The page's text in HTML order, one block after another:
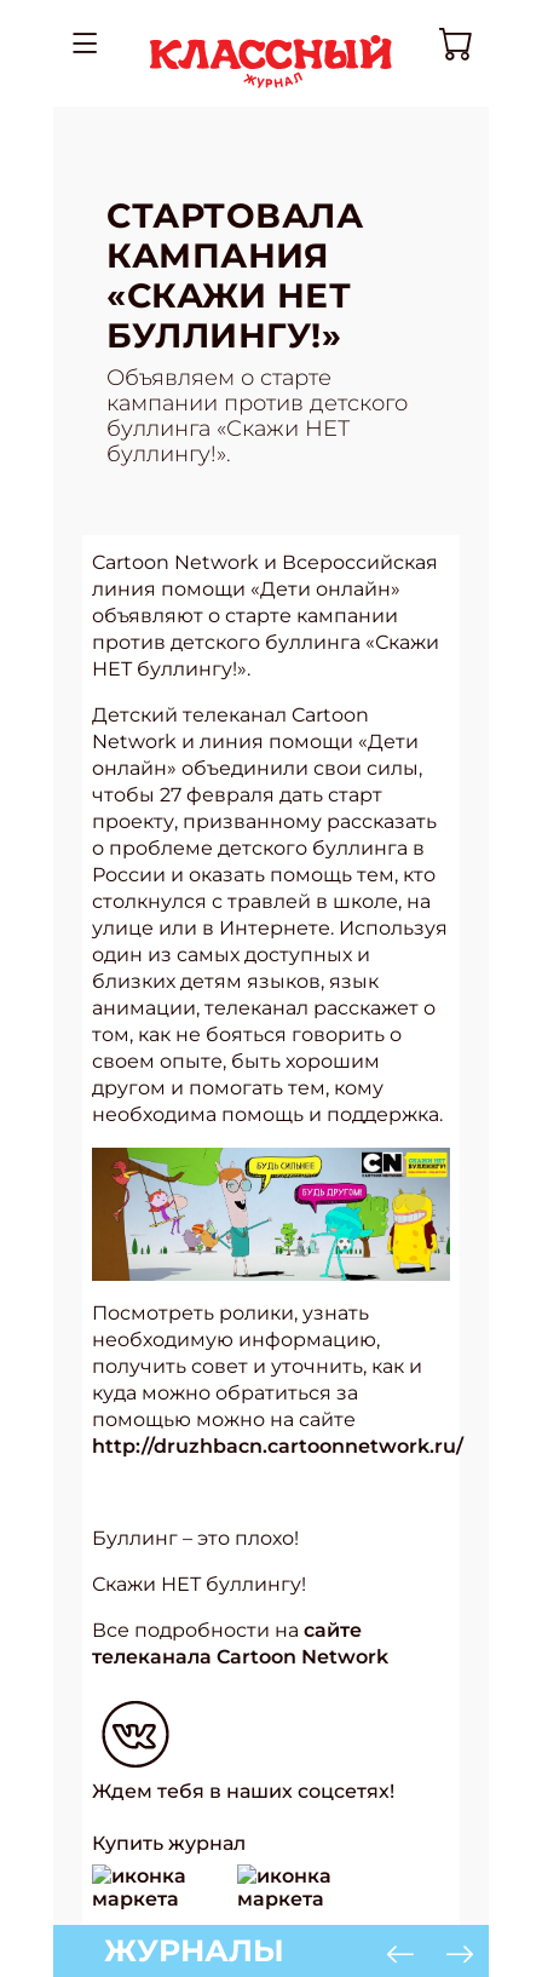
СТАРТОВАЛА
КАМПАНИЯ
«СКАЖИ НЕТ
БУЛЛИНГУ!»
Объявляем о старте
кампании против детского
буллинга «Скажи НЕТ
буллингу!».
Cartoon Network и Всероссийская
линия помощи «Дети онлайн»
объявляют о старте кампании
против детского буллинга «Скажи
НЕТ буллингу!».
Детский телеканал Cartoon
Network и линия помощи «Дети
онлайн» объединили свои силы,
чтобы 27 февраля дать старт
проекту, призванному рассказать
о проблеме детского буллинга в
России и оказать помощь тем, кто
столкнулся с травлей в школе, на
улице или в Интернете. Используя
один из самых доступных и
близких детям языков, язык
анимации, телеканал расскажет о
том, как не бояться говорить о
своем опыте, быть хорошим
другом и помогать тем, кому
необходима помощь и поддержка.
Посмотреть ролики, узнать
необходимую информацию,
получить совет и уточнить, как и
куда можно обратиться за
помощью можно на сайте
http://druzhbacn.cartoonnetwork.ru/
Буллинг – это плохо!
Скажи НЕТ буллингу!
Все подробности на сайте
телеканала Cartoon Network
Ждем тебя в наших соцсетях!
Купить журнал
ЖУРНАЛЫ